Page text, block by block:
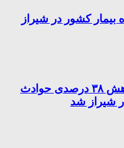
بیمار کشور در شیراز
فرهنگ سازی منجر به کاهش ۳۸ درصدی حوادث
شیراز شد